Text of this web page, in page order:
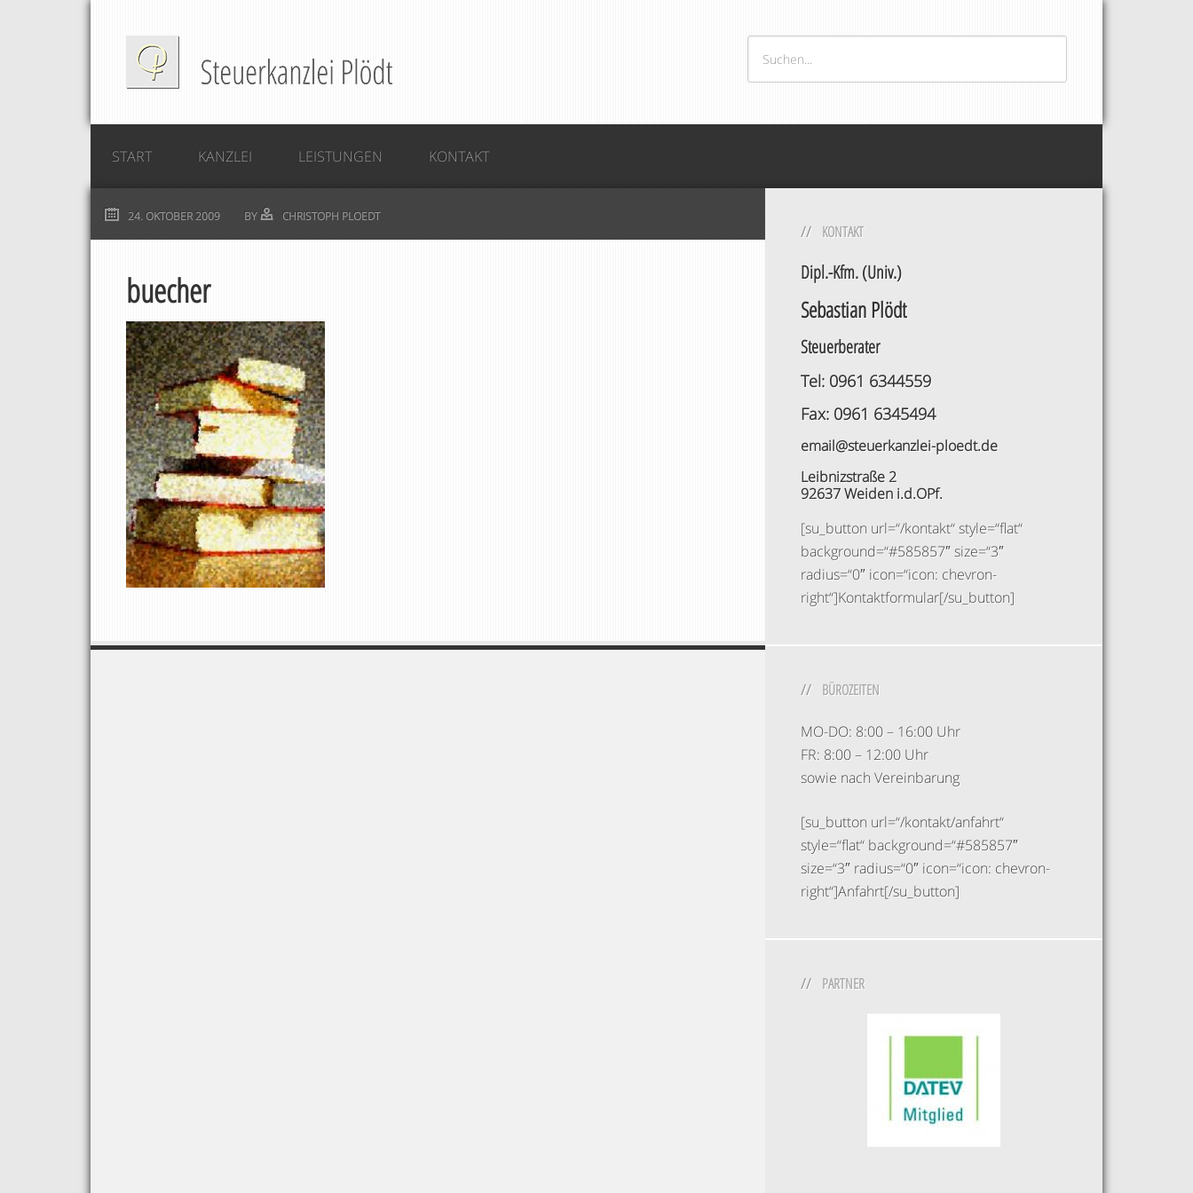
START KANZLEI LEISTUNGEN KONTAKT
24. OKTOBER 2009 BY CHRISTOPH PLOEDT
buecher
KONTAKT
Dipl.-Kfm. (Univ.)
Sebastian Plödt
Steuerberater
Tel: 0961 6344559
Fax: 0961 6345494
email@steuerkanzlei-ploedt.de
Leibnizstraße 2
92637 Weiden i.d.OPf.
[su_button url=“/kontakt“ style=“flat“
background=“#585857″ size=“3″
radius=“0″ icon=“icon: chevron-
right“]Kontaktformular[/su_button]
BÜROZEITEN
MO-DO: 8:00 – 16:00 Uhr
FR: 8:00 – 12:00 Uhr
sowie nach Vereinbarung
[su_button url=“/kontakt/anfahrt“
style=“flat“ background=“#585857″
size=“3″ radius=“0″ icon=“icon: chevron-
right“]Anfahrt[/su_button]
PARTNER